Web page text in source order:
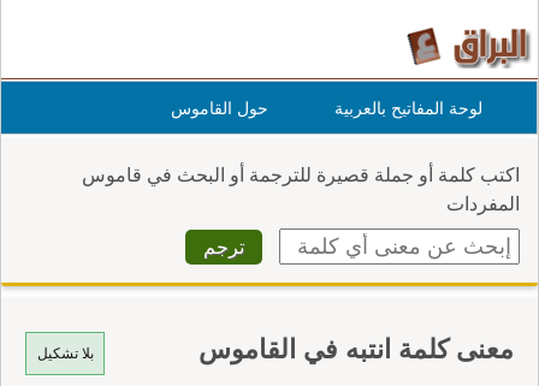
لوحة المفاتيح بالعربية حول القاموس
اكتب كلمة أو جملة قصيرة للترجمة أو البحث في قاموس
المفردات
بلا تشكيل معنى كلمة انتبه في القاموس